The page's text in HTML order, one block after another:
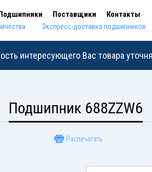
Поставщики Контакты
Экспресс-доставка подшипников
интересующего Вас товара
Подшипник 688ZZW6
Распечатать